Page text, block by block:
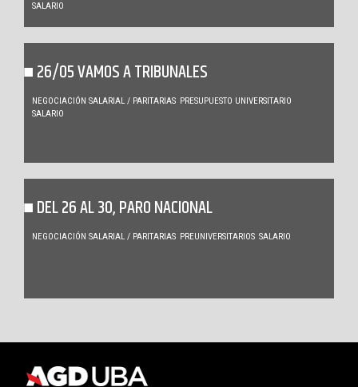
SALARIO
26/05 VAMOS A TRIBUNALES
NEGOCIACIÓN SALARIAL / PARITARIAS PRESUPUESTO UNIVERSITARIO
SALARIO
DEL 26 AL 30, PARO NACIONAL
NEGOCIACIÓN SALARIAL / PARITARIAS PREUNIVERSITARIOS SALARIO